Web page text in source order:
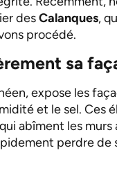
desCalanques,
procédé.
sa
expose les
et le sel. Ces
abîment les
perdre